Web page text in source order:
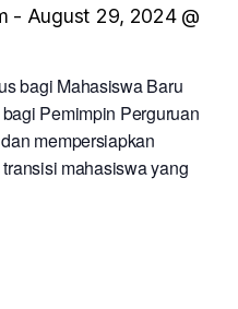
- August 29, 2024 @
bagi Mahasiswa Baru
Pemimpin Perguruan
mempersiapkan
mahasiswa yang